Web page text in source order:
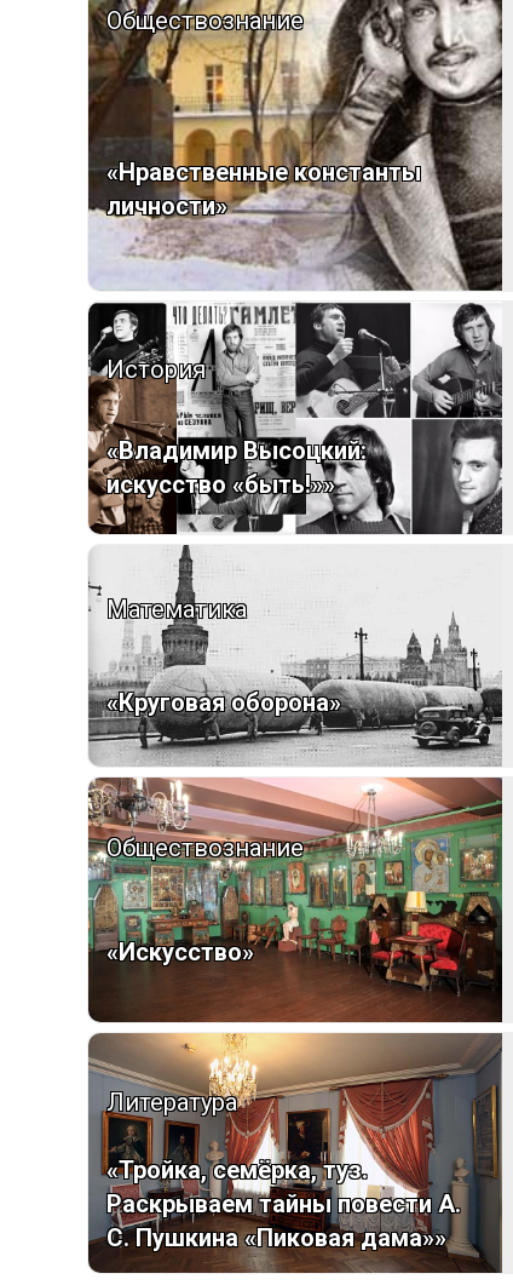
Обществознание
«Нравственные константы
личности»
История
«Владимир Высоцкий:
искусство «быть!»»
Математика
«Круговая оборона»
Обществознание
«Искусство»
Литература
«Тройка, семёрка, туз.
Раскрываем тайны повести А.
С. Пушкина «Пиковая дама»»